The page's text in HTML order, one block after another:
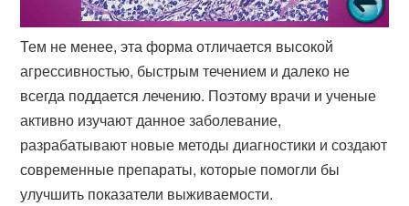
Тем не менее, эта форма отличается высокой
агрессивностью, быстрым течением и далеко не
всегда поддается лечению. Поэтому врачи и ученые
активно изучают данное заболевание,
разрабатывают новые методы диагностики и создают
современные препараты, которые помогли бы
улучшить показатели выживаемости.